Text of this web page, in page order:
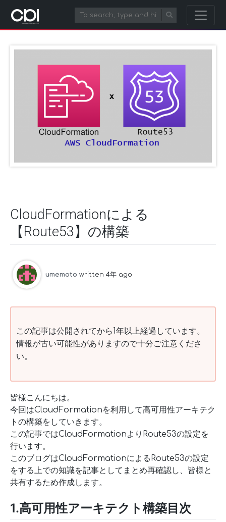
CloudFormationによる
【Route53】の構築
umemoto written 4年 ago
この記事は公開されてから1年以上経過しています。
情報が古い可能性がありますので十分ご注意くださ
い。
皆様こんにちは。
今回はCloudFormationを利用して高可用性アーキテク
トの構築をしていきます。
この記事ではCloudFormationよりRoute53の設定を
行います。
このブログはCloudFormationによるRoute53の設定
をする上での知識を記事としてまとめ再確認し、皆様と
共有するため作成します。
1.高可用性アーキテクト構築目次